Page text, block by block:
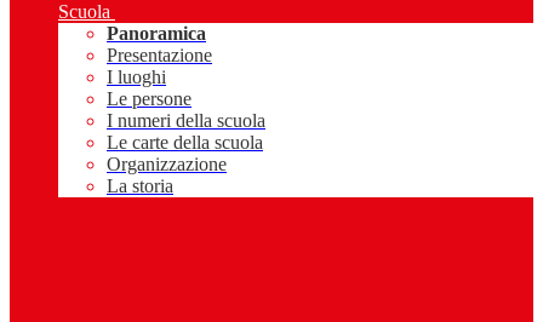
Scuola
Panoramica
Presentazione
I luoghi
Le persone
I numeri della scuola
Le carte della scuola
Organizzazione
La storia